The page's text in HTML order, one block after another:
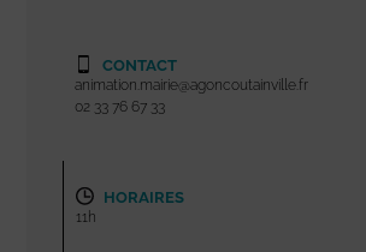
CONTACT
animation.mairie@agoncoutainville.fr
02 33 76 67 33
HORAIRES
11h